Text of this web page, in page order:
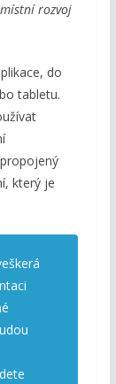
rozvoj
do
tabletu.
který je